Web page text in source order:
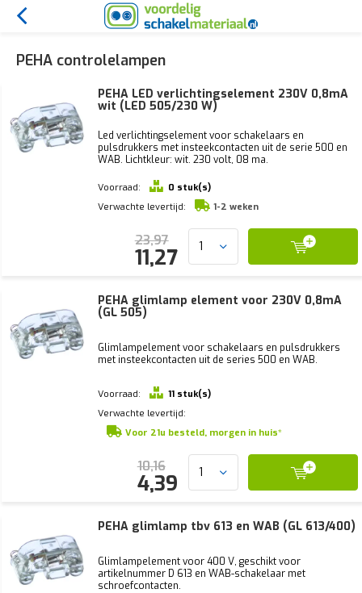
PEHA controlelampen
PEHA LED verlichtingselement 230V 0,8mA
wit (LED 505/230 W)
Led verlichtingselement voor schakelaars en
pulsdrukkers met insteekcontacten uit de serie 500 en
WAB. Lichtkleur: wit. 230 volt, 08 ma.
Voorraad:
0 stuk(s)
Verwachte levertijd:
1-2 weken
23,97
11,27
PEHA glimlamp element voor 230V 0,8mA
(GL 505)
Glimlampelement voor schakelaars en pulsdrukkers
met insteekcontacten uit de series 500 en WAB.
Voorraad:
11 stuk(s)
Verwachte levertijd:
Voor 21u besteld, morgen in huis*
10,16
4,39
PEHA glimlamp tbv 613 en WAB (GL 613/400)
Glimlampelement voor 400 V, geschikt voor
artikelnummer D 613 en WAB-schakelaar met
schroefcontacten.